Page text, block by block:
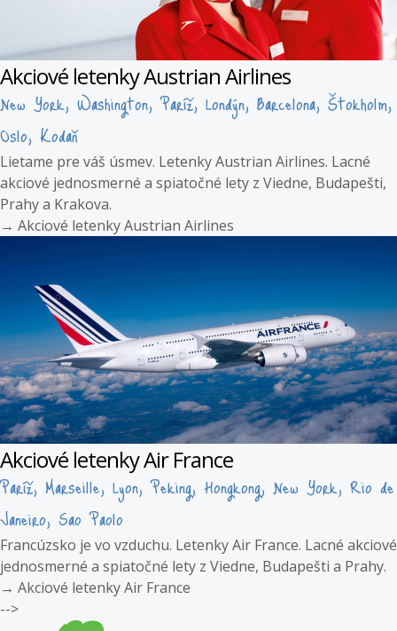
Akciové letenky Austrian Airlines
New York, Washington, Paríž, Londýn, Barcelona, Štokholm,
Oslo, Kodaň
Lietame pre váš úsmev. Letenky Austrian Airlines. Lacné
akciové jednosmerné a spiatočné lety z Viedne, Budapešti,
Prahy a Krakova.
→ Akciové letenky Austrian Airlines
Akciové letenky Air France
Paríž, Marseille, Lyon, Peking, Hongkong, New York, Rio de
Janeiro, Sao Paolo
Francúzsko je vo vzduchu. Letenky Air France. Lacné akciové
jednosmerné a spiatočné lety z Viedne, Budapešti a Prahy.
→ Akciové letenky Air France
-->